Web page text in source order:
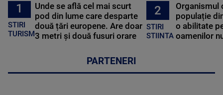
1
STIRI
TURISM
Unde se află cel mai scurt
pod din lume care desparte
două țări europene. Are doar
3 metri și două fusuri orare
2
STIRI
STIINTA
Organismul
populație
o abilitate
oamenilor
PARTENERI